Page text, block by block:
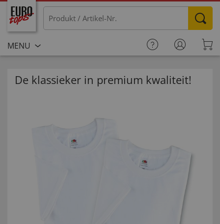
MENU
De klassieker in premium kwaliteit!